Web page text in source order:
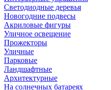
Светодиодные деревья
Новогодние подвесы
Акриловые фигуры
Уличное освещение
Прожекторы
Уличные
Парковые
Ландшафтные
Архитектурные
На солнечных батареях